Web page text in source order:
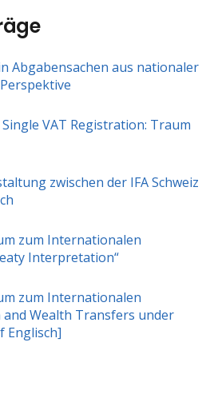
Abgabensachen aus nationaler
VAT Registration: Traum
zwischen der IFA Schweiz
zum Internationalen
Interpretation“
zum Internationalen
and Wealth Transfers under
Englisch]